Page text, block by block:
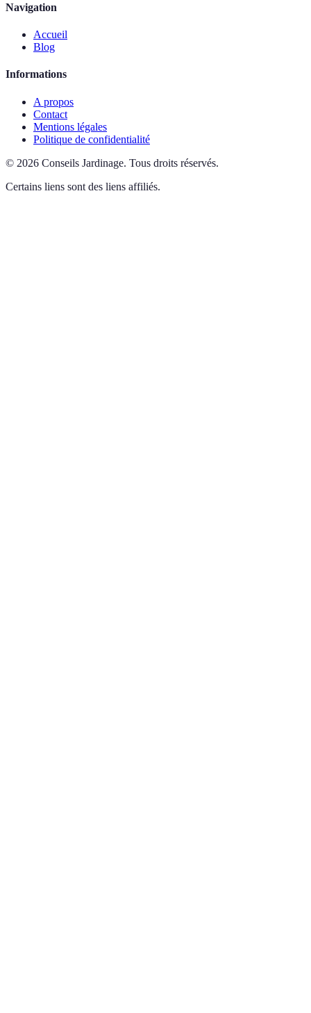
Navigation
Accueil
Blog
Informations
A propos
Contact
Mentions légales
Politique de confidentialité
© 2026 Conseils Jardinage. Tous droits réservés.
Certains liens sont des liens affiliés.